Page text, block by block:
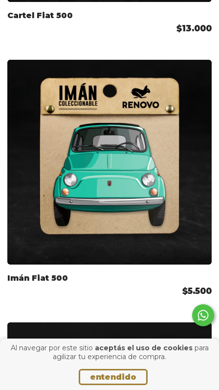
Al navegar por este sitio aceptás el uso de cookiespara
agilizar tu experiencia de compra.
entendido
Cartel Fiat 500
$13.000
Imán Fiat 500
$5.500